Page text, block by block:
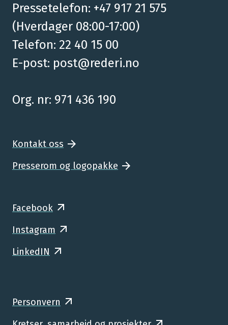
Pressetelefon: +47 917 21 575
(Hverdager 08:00-17:00)
Telefon: 22 40 15 00
E-post: post@rederi.no
Org. nr: 971 436 190
Kontakt oss
Presserom og logopakke
Facebook
Instagram
LinkedIN
Personvern